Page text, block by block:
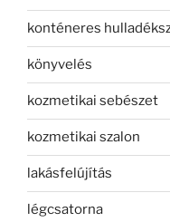
konténeres
könyvelés
kozmetikai sebészet
kozmetikai szalon
lakásfelújítás
légcsatorna